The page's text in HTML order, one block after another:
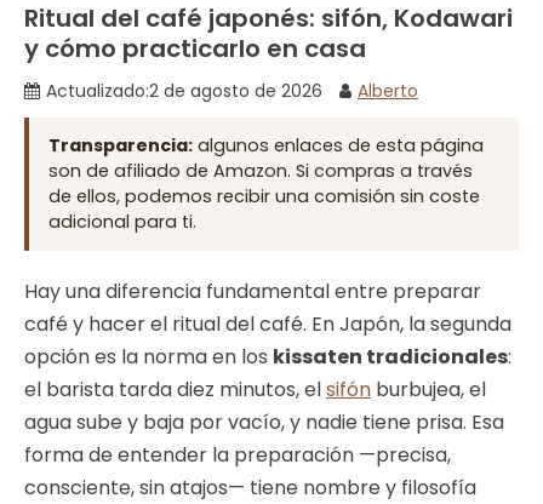
Ritual del café japonés: sifón, Kodawari
y cómo practicarlo en casa
Actualizado:2 de agosto de 2026 Alberto
Transparencia: algunos enlaces de esta página
son de afiliado de Amazon. Si compras a través
de ellos, podemos recibir una comisión sin coste
adicional para ti.
Hay una diferencia fundamental entre preparar
café y hacer el ritual del café. En Japón, la segunda
opción es la norma en los kissaten tradicionales:
el barista tarda diez minutos, elsifón burbujea, el
agua sube y baja por vacío, y nadie tiene prisa. Esa
forma de entender la preparación —precisa,
consciente, sin atajos— tiene nombre y filosofía